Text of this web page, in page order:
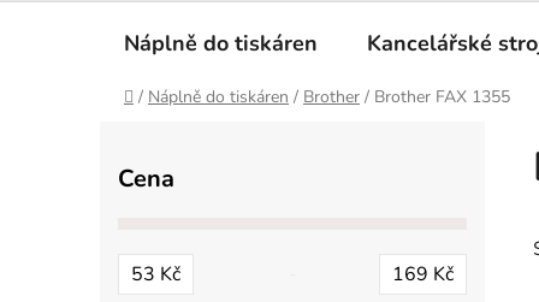
Náplně do tiskáren Kancelářské
Domů
/ Náplně do tiskáren / Brother / Brother FAX 1355
Cena
53 Kč 169 Kč